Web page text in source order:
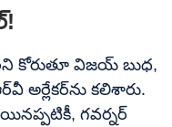
కోరుతూ విజయ్ బుధ,
అర్లేకర్‌ను కలిశారు.
గవర్నర్